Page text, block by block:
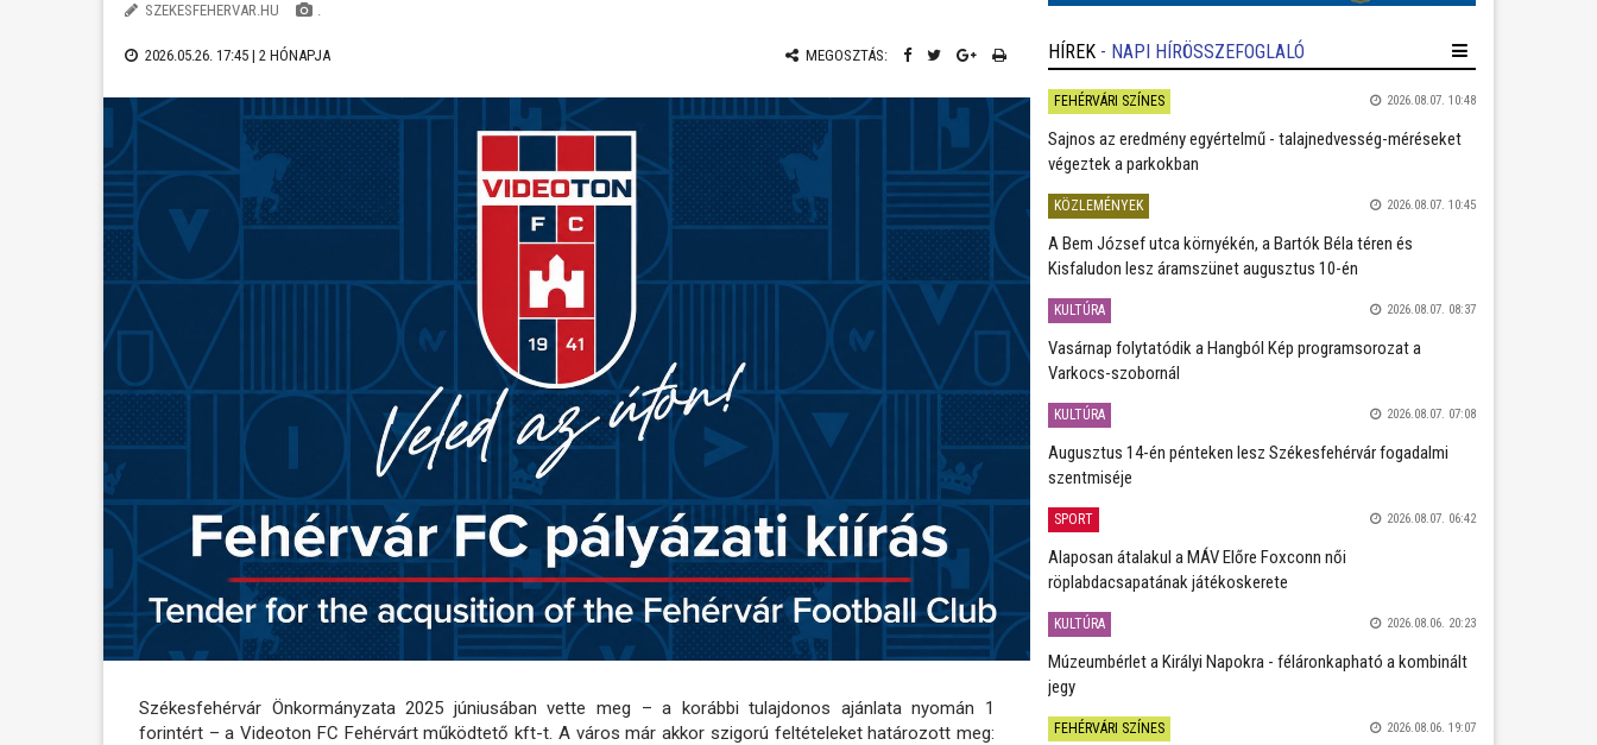
SZEKESFEHERVAR.HU .
2026.05.26. 17:45 | 2 HÓNAPJA MEGOSZTÁS:
Székesfehérvár Önkormányzata 2025 júniusában vette meg – a korábbi tulajdonos ajánlata nyomán 1
forintért – a Videoton FC Fehérvárt működtető kft-t. A város már akkor szigorú feltételeket határozott meg:
HÍREK - NAPI HÍRÖSSZEFOGLALÓ
FEHÉRVÁRI SZÍNES 2026.08.07. 10:48
Sajnos az eredmény egyértelmű - talajnedvesség-méréseket
végeztek a parkokban
KÖZLEMÉNYEK 2026.08.07. 10:45
A Bem József utca környékén, a Bartók Béla téren és
Kisfaludon lesz áramszünet augusztus 10-én
KULTÚRA 2026.08.07. 08:37
Vasárnap folytatódik a Hangból Kép programsorozat a
Varkocs-szobornál
KULTÚRA 2026.08.07. 07:08
Augusztus 14-én pénteken lesz Székesfehérvár fogadalmi
szentmiséje
SPORT 2026.08.07. 06:42
Alaposan átalakul a MÁV Előre Foxconn női
röplabdacsapatának játékoskerete
KULTÚRA 2026.08.06. 20:23
Múzeumbérlet a Királyi Napokra - féláronkapható a kombinált
jegy
FEHÉRVÁRI SZÍNES 2026.08.06. 19:07